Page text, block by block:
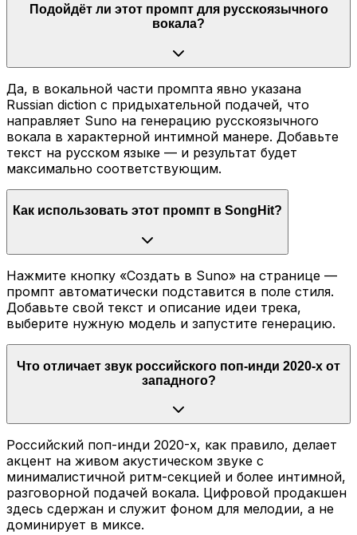
Подойдёт ли этот промпт для русскоязычного
вокала?
Да, в вокальной части промпта явно указана
Russian diction с придыхательной подачей, что
направляет Suno на генерацию русскоязычного
вокала в характерной интимной манере. Добавьте
текст на русском языке — и результат будет
максимально соответствующим.
Как использовать этот промпт в SongHit?
Нажмите кнопку «Создать в Suno» на странице —
промпт автоматически подставится в поле стиля.
Добавьте свой текст и описание идеи трека,
выберите нужную модель и запустите генерацию.
Что отличает звук российского поп-инди 2020-х от
западного?
Российский поп-инди 2020-х, как правило, делает
акцент на живом акустическом звуке с
минималистичной ритм-секцией и более интимной,
разговорной подачей вокала. Цифровой продакшен
здесь сдержан и служит фоном для мелодии, а не
доминирует в миксе.